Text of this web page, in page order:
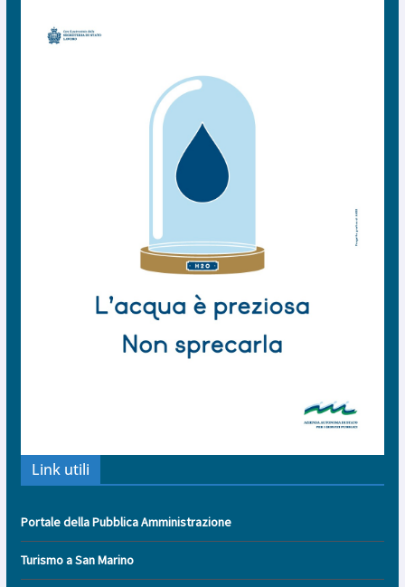
Link utili
Portale della Pubblica Amministrazione
Turismo a San Marino